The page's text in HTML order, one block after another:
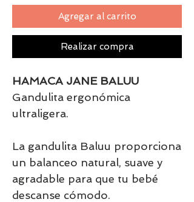
Agregar al carrito
Realizar compra
HAMACA JANE BALUU
Gandulita ergonómica
ultraligera.
La gandulita Baluu proporciona
un balanceo natural, suave y
agradable para que tu bebé
descanse cómodo.